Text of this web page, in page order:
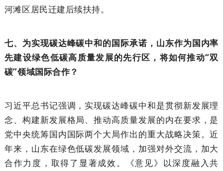
河滩区居民迁建后续扶持。
七、为实现碳达峰碳中和的国际承诺，山东作为国内率
先建设绿色低碳高质量发展的先行区，将如何推动“双
碳”领域国际合作？
习近平总书记强调，实现碳达峰碳中和是贯彻新发展理
念、构建新发展格局、推动高质量发展的内在要求，是
党中央统筹国内国际两个大局作出的重大战略决策。近
年来，山东在绿色低碳发展领域，加强对外交流，加大
合作力度，取得了显著成效。《意见》以深度融入共